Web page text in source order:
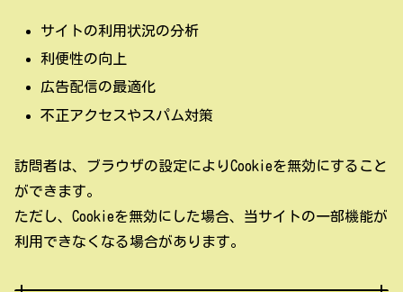
サイトの利用状況の分析
利便性の向上
広告配信の最適化
不正アクセスやスパム対策
訪問者は、ブラウザの設定によりCookieを無効にすること
ができます。
ただし、Cookieを無効にした場合、当サイトの一部機能が
利用できなくなる場合があります。